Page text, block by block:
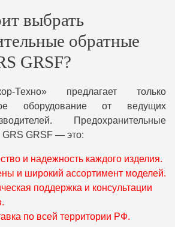
выбрать
обратные
GRSF?
Техно» предлагает только
оборудование от ведущих
Предохранительные
GRSF — это:
и надежность каждого изделия.
и широкий ассортимент моделей.
поддержка и консультации
по всей территории РФ.